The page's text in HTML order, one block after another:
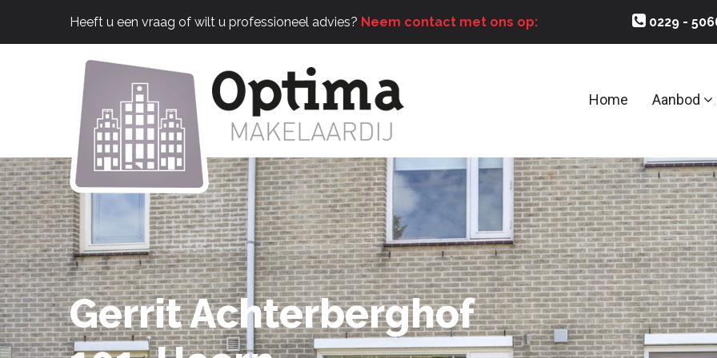
Heeft u een vraag of wilt u professioneel advies? Neem contact met ons op: 0229 -
Home Aanbod
Gerrit Achterberghof